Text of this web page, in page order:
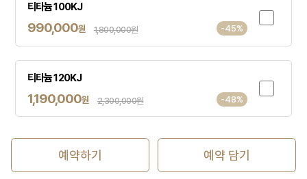
티타늄 100KJ
990,000원 1,800,000원 -45%
티타늄 120KJ
1,190,000원 2,300,000원 -48%
예약하기 예약 담기